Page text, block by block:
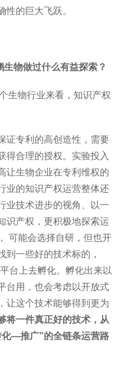
性的巨大飞跃。
物做过什么有益探索？
生物行业来看，知识产权
证专利的高创造性，需要
得合理的授权。实验投入
让生物企业在专利维权的
业的知识产权运营整体还
业技术进步的视角、以一
识产权，更积极地探索运
可能会选择自研，但也开
到一些好的技术标的，
台上去孵化。孵化出来以
台用，也会考虑以开放式
让这个技术能够得到更为
将一件真正好的技术，从
—推广”的全链条运营路